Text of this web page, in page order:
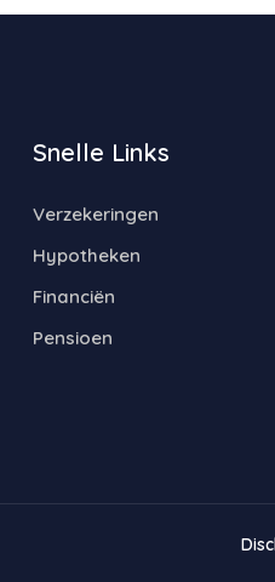
Snelle Links
Verzekeringen
Hypotheken
Financiën
Pensioen